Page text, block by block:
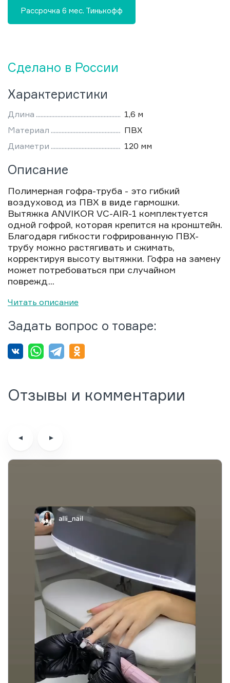
Сделано в России
Характеристики
Длина
1,6 м
Материал
ПВХ
Диаметри
120 мм
Описание
Полимерная гофра-труба - это гибкий
воздуховод из ПВХ в виде гармошки.
Вытяжка ANVIKOR VC-AIR-1 комплектуется
одной гофрой, которая крепится на кронштейн.
Благодаря гибкости гофрированную ПВХ-
трубу можно растягивать и сжимать,
корректируя высоту вытяжки. Гофра на замену
может потребоваться при случайном
поврежд...
Читать описание
Задать вопрос о товаре:
Отзывы и комментарии
Рассрочка 6 мес. Тинькофф